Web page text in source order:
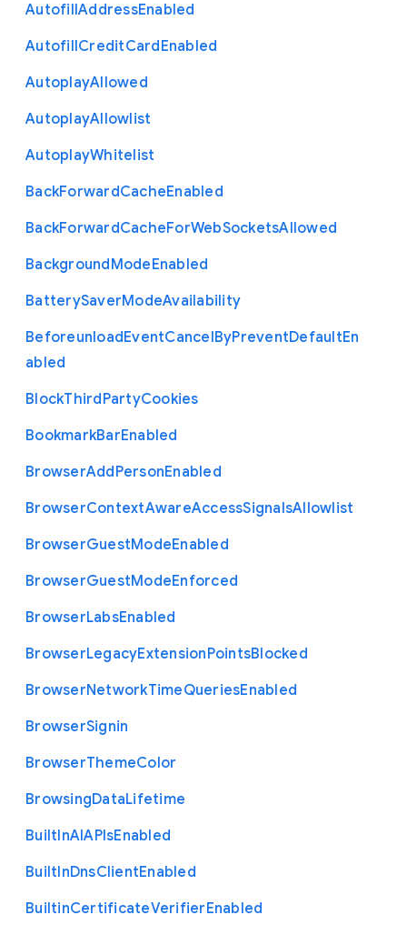
AutofillAddressEnabled
AutofillCreditCardEnabled
AutoplayAllowed
AutoplayAllowlist
AutoplayWhitelist
BackForwardCacheEnabled
BackForwardCacheForWebSocketsAllowed
BackgroundModeEnabled
BatterySaverModeAvailability
BeforeunloadEventCancelByPreventDefaultEn
abled
BlockThirdPartyCookies
BookmarkBarEnabled
BrowserAddPersonEnabled
BrowserContextAwareAccessSignalsAllowlist
BrowserGuestModeEnabled
BrowserGuestModeEnforced
BrowserLabsEnabled
BrowserLegacyExtensionPointsBlocked
BrowserNetworkTimeQueriesEnabled
BrowserSignin
BrowserThemeColor
BrowsingDataLifetime
BuiltInAIAPIsEnabled
BuiltInDnsClientEnabled
BuiltinCertificateVerifierEnabled